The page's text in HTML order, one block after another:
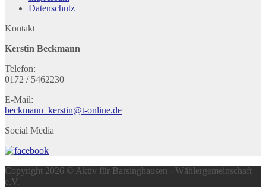
Datenschutz
Kontakt
Kerstin Beckmann
Telefon:
0172 / 5462230
E-Mail:
beckmann_kerstin@t-online.de
Social Media
Copyright 2026 © Aktiv für Barsinghausen - Wählergemeinschaft
e.V.